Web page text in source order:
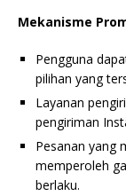
Mekanisme
Pengguna
pilihan yang
Layanan
pengiriman
Pesanan yang
memperoleh
berlaku.